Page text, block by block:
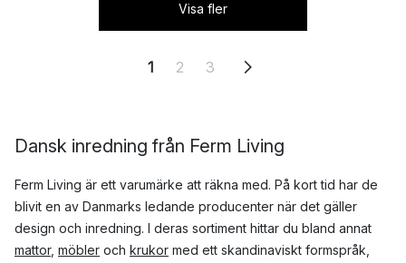
Visa fler
1 2 3
Dansk inredning från Ferm Living
Ferm Living är ett varumärke att räkna med. På kort tid har de
blivit en av Danmarks ledande producenter när det gäller
design och inredning. I deras sortiment hittar du bland annat
mattor, möbler och krukor med ett skandinaviskt formspråk,